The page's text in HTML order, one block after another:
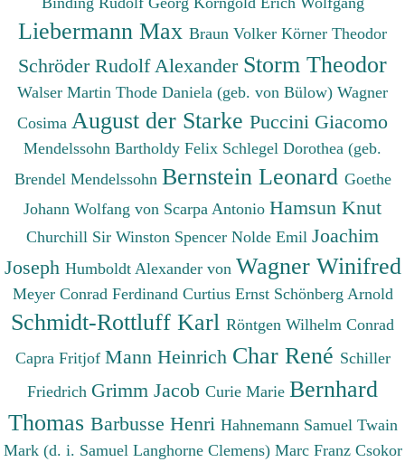
Liebermann Max Braun Volker Körner Theodor
Schröder Rudolf Alexander Storm Theodor
Walser Martin Thode Daniela (geb. von Bülow) Wagner
Cosima August der Starke Puccini Giacomo
Mendelssohn Bartholdy Felix Schlegel Dorothea (geb.
Brendel Mendelssohn Bernstein Leonard Goethe
Johann Wolfang von Scarpa Antonio Hamsun Knut
Churchill Sir Winston Spencer Nolde Emil Joachim
Joseph Humboldt Alexander von Wagner Winifred
Meyer Conrad Ferdinand Curtius Ernst Schönberg Arnold
Schmidt-Rottluff Karl Röntgen Wilhelm Conrad
Capra Fritjof Mann Heinrich Char René Schiller
Friedrich Grimm Jacob Curie Marie Bernhard
Thomas Barbusse Henri Hahnemann Samuel Twain
Mark (d. i. Samuel Langhorne Clemens) Marc Franz Csokor